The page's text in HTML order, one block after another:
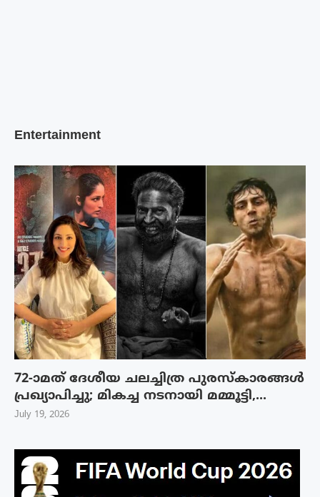
Entertainment
72-ാമത് ദേശീയ ചലച്ചിത്ര പുരസ്‌കാരങ്ങള്‍
പ്രഖ്യാപിച്ചു; മികച്ച നടനായി മമ്മൂട്ടി,...
July 19, 2026